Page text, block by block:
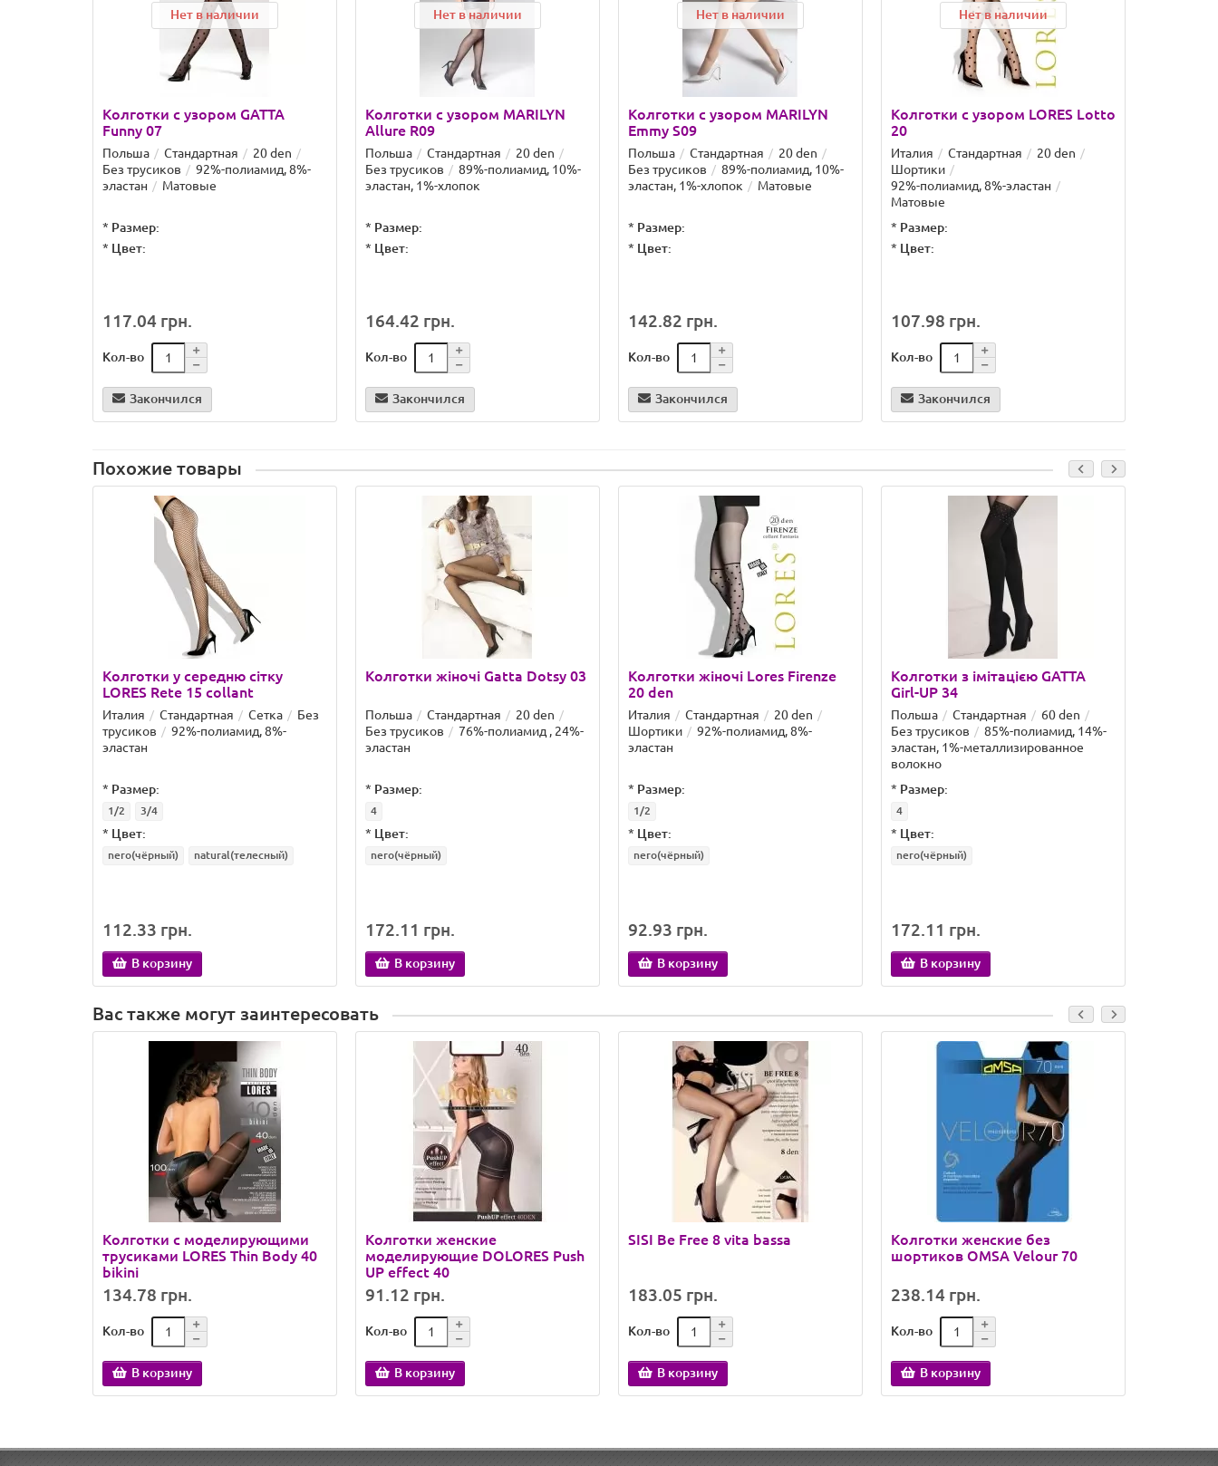
Нет в наличии
Колготки с узором GATTA
Funny 07
Польша Стандартная
20 den
Без трусиков
92%-полиамид, 8%-
эластан
Матовые
* Размер:
* Цвет:
117.04 грн.
Кол-во
Закончился
Нет в наличии
Колготки с узором MARILYN
Allure R09
Польша Стандартная
20 den
Без трусиков
89%-полиамид, 10%-
эластан, 1%-хлопок
* Размер:
* Цвет:
164.42 грн.
Кол-во
Закончился
Нет в наличии
Колготки с узором MARILYN
Emmy S09
Польша Стандартная
20 den
Без трусиков
89%-полиамид, 10%-
эластан, 1%-хлопок
Матовые
* Размер:
* Цвет:
142.82 грн.
Кол-во
Закончился
Нет в наличии
Колготки с узором LORES Lotto
20
Италия Стандартная
20 den
Шортики
92%-полиамид, 8%-эластан
Матовые
* Размер:
* Цвет:
107.98 грн.
Кол-во
Закончился
Похожие товары
Колготки у середню сітку
LORES Rete 15 collant
Италия Стандартная Сетка
Без
трусиков
92%-полиамид, 8%-
эластан
* Размер:
1/2 3/4
* Цвет:
nero(чёрный) natural(телесный)
112.33 грн.
В корзину
Колготки жіночі Gatta Dotsy 03
Польша Стандартная
20 den
Без трусиков
76%-полиамид , 24%-
эластан
* Размер:
4
* Цвет:
nero(чёрный)
172.11 грн.
В корзину
Колготки жіночі Lores Firenze
20 den
Италия Стандартная
20 den
Шортики
92%-полиамид, 8%-
эластан
* Размер:
1/2
* Цвет:
nero(чёрный)
92.93 грн.
В корзину
Колготки з імітацією GATTA
Girl-UP 34
Польша Стандартная
60 den
Без трусиков
85%-полиамид, 14%-
эластан, 1%-металлизированное
волокно
* Размер:
4
* Цвет:
nero(чёрный)
172.11 грн.
В корзину
Вас также могут заинтересовать
Колготки с моделирующими
трусиками LORES Thin Body 40
bikini
134.78 грн.
Кол-во
В корзину
Колготки женские
моделирующие DOLORES Push
UP effect 40
91.12 грн.
Кол-во
В корзину
SISI Be Free 8 vita bassa
183.05 грн.
Кол-во
В корзину
Колготки женские без
шортиков OMSA Velour 70
238.14 грн.
Кол-во
В корзину